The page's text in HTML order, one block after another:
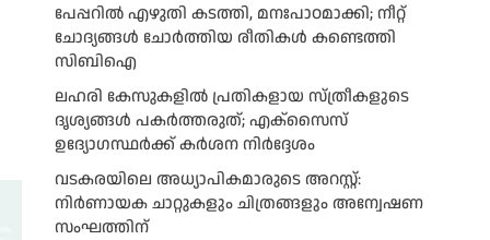
പേപ്പറിൽ എഴുതി കടത്തി, മനഃപാഠമാക്കി; നീറ്റ്
ചോദ്യങ്ങൾ ചോർത്തിയ രീതികൾ കണ്ടെത്തി
സിബിഐ
ലഹരി കേസുകളിൽ പ്രതികളായ സ്ത്രീകളുടെ
ദൃശ്യങ്ങൾ പകർത്തരുത്; എക്‌സൈസ്
ഉദ്യോഗസ്ഥർക്ക് കർശന നിർദ്ദേശം
വടകരയിലെ അധ്യാപികമാരുടെ അറസ്റ്റ്:
നിർണായക ചാറ്റുകളും ചിത്രങ്ങളും അന്വേഷണ
സംഘത്തിന്